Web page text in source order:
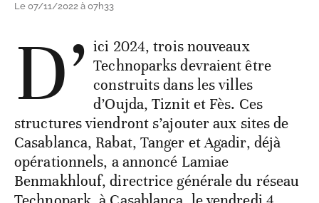
Le 07/11/2022 à 07h33
D’ ici 2024, trois nouveaux
Technoparks devraient être
construits dans les villes
d’Oujda, Tiznit et Fès. Ces
structures viendront s’ajouter aux sites de
Casablanca, Rabat, Tanger et Agadir, déjà
opérationnels, a annoncé Lamiae
Benmakhlouf, directrice générale du réseau